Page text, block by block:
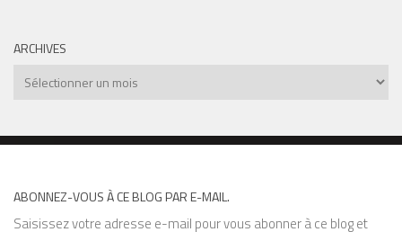
ARCHIVES
Archives
ABONNEZ-VOUS À CE BLOG PAR E-MAIL.
Saisissez votre adresse e-mail pour vous abonner à ce blog et